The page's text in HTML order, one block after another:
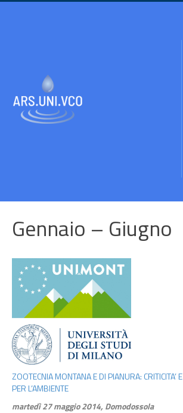
Gennaio – Giugno
ZOOTECNIA MONTANA E DI PIANURA: CRITICITA’
PER L’AMBIENTE
martedì 27 maggio 2014, Domodossola